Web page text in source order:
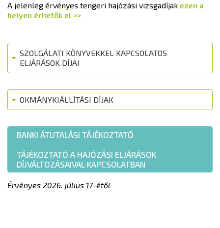
A jelenleg érvényes tengeri hajózási vizsgadíjak ezen a
helyen érhetők el >>
SZOLGÁLATI KÖNYVEKKEL KAPCSOLATOS
ELJÁRÁSOK DÍJAI
OKMÁNYKIÁLLÍTÁSI DÍJAK
BANKI ÁTUTALÁSI TÁJÉKOZTATÓ
TÁJÉKOZTATÓ A HAJÓZÁSI ELJÁRÁSOK
DÍJVÁLTOZÁSAIVAL KAPCSOLATBAN
Érvényes 2026. július 17-étől